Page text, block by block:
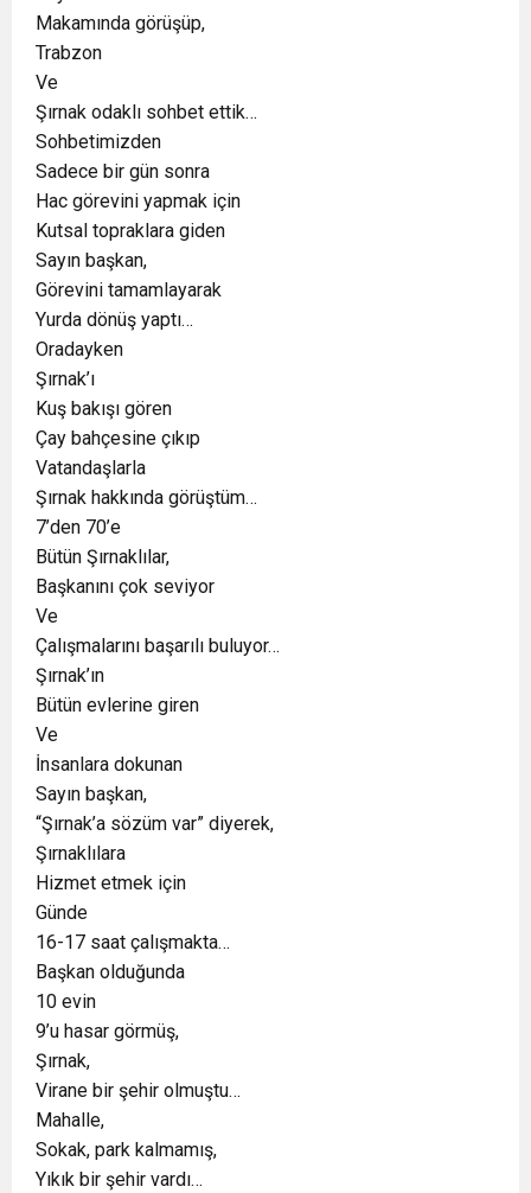
Makamında görüşüp,
Trabzon
Ve
Şırnak odaklı sohbet ettik…
Sohbetimizden
Sadece bir gün sonra
Hac görevini yapmak için
Kutsal topraklara giden
Sayın başkan,
Görevini tamamlayarak
Yurda dönüş yaptı…
Oradayken
Şırnak’ı
Kuş bakışı gören
Çay bahçesine çıkıp
Vatandaşlarla
Şırnak hakkında görüştüm…
7’den 70’e
Bütün Şırnaklılar,
Başkanını çok seviyor
Ve
Çalışmalarını başarılı buluyor…
Şırnak’ın
Bütün evlerine giren
Ve
İnsanlara dokunan
Sayın başkan,
“Şırnak’a sözüm var” diyerek,
Şırnaklılara
Hizmet etmek için
Günde
16-17 saat çalışmakta…
Başkan olduğunda
10 evin
9’u hasar görmüş,
Şırnak,
Virane bir şehir olmuştu…
Mahalle,
Sokak, park kalmamış,
Yıkık bir şehir vardı…